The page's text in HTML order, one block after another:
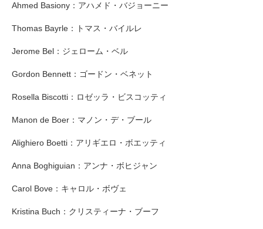
Ahmed Basiony：アハメド・バジョーニー
Thomas Bayrle：トマス・バイルレ
Jerome Bel：ジェローム・ベル
Gordon Bennett：ゴードン・ベネット
Rosella Biscotti：ロゼッラ・ビスコッティ
Manon de Boer：マノン・デ・ブール
Alighiero Boetti：アリギエロ・ボエッティ
Anna Boghiguian：アンナ・ボヒジャン
Carol Bove：キャロル・ボヴェ
Kristina Buch：クリスティーナ・ブーフ